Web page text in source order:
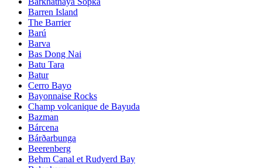
Barren Island
The Barrier
Barú
Barva
Bas Dong Nai
Batu Tara
Batur
Cerro Bayo
Bayonnaise Rocks
Champ volcanique de Bayuda
Bazman
Bárcena
Bárðarbunga
Beerenberg
Behm Canal et Rudyerd Bay